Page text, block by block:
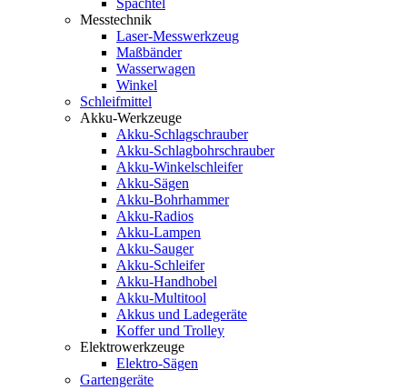
Spachtel
Messtechnik
Laser-Messwerkzeug
Maßbänder
Wasserwagen
Winkel
Schleifmittel
Akku-Werkzeuge
Akku-Schlagschrauber
Akku-Schlagbohrschrauber
Akku-Winkelschleifer
Akku-Sägen
Akku-Bohrhammer
Akku-Radios
Akku-Lampen
Akku-Sauger
Akku-Schleifer
Akku-Handhobel
Akku-Multitool
Akkus und Ladegeräte
Koffer und Trolley
Elektrowerkzeuge
Elektro-Sägen
Gartengeräte